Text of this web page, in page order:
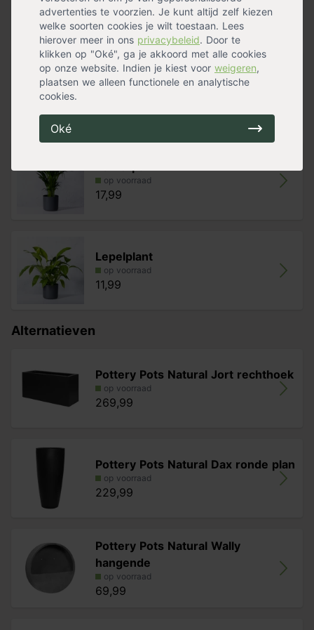
advertenties te voorzien. Je kunt altijd zelf kiezen
welke soorten cookies je wilt toestaan. Lees
hierover meer in ons privacybeleid. Door te
klikken op "Oké", ga je akkoord met alle cookies
op onze website. Indien je kiest voor weigeren,
plaatsen we alleen functionele en analytische
cookies.
Oké
17,79
Hemelse bamboe
op voorraad
17,99
Lepelplant
op voorraad
11,99
Alternatieven
Pottery Pots Natural Jort rechthoek
op voorraad
269,99
Pottery Pots Natural Dax ronde plan
op voorraad
229,99
Pottery Pots Natural Wally
hangende
op voorraad
69,99